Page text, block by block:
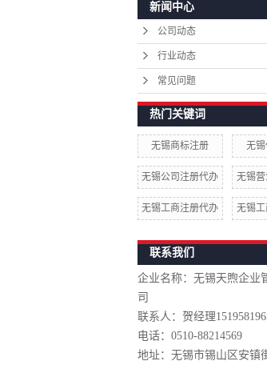
新闻中心
公司动态
行业动态
常见问题
热门关键词
无锡商标注册 无
无锡公司注册代办 无锡
无锡工商注册代办 无锡
联系我们
企业名称：无锡天煦企业
司
联系人：贺经理
电话：0510-88214569
地址：无锡市锡山区安镇